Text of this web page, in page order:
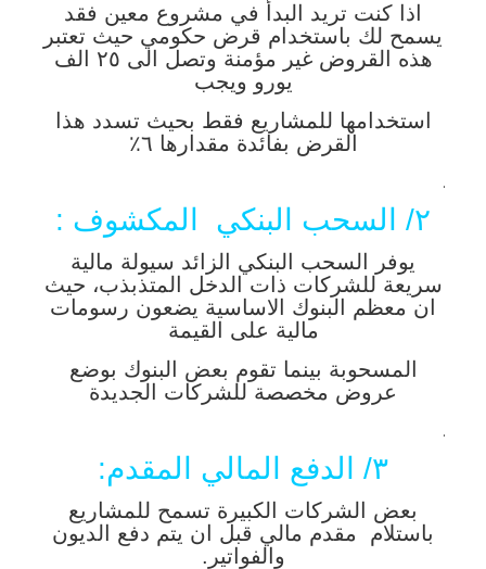
اذا كنت تريد البدأ في مشروع معين فقد
يسمح لك باستخدام قرض حكومي حيث تعتبر
هذه القروض غير مؤمنة وتصل الى ٢٥ الف
يورو ويجب
استخدامها للمشاريع فقط بحيث تسدد هذا
القرض بفائدة مقدارها ٦٪‏
.
٢/ السحب البنكي المكشوف :
يوفر السحب البنكي الزائد سيولة مالية
سريعة للشركات ذات الدخل المتذبذب، حيث
ان معظم البنوك الاساسية يضعون رسومات
مالية على القيمة
المسحوبة بينما تقوم بعض البنوك بوضع
عروض مخصصة للشركات الجديدة
.
٣/ الدفع المالي المقدم:
بعض الشركات الكبيرة تسمح للمشاريع
باستلام مقدم مالي قبل ان يتم دفع الديون
والفواتير.